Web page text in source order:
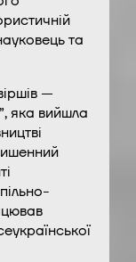
та
—
яка вийшла